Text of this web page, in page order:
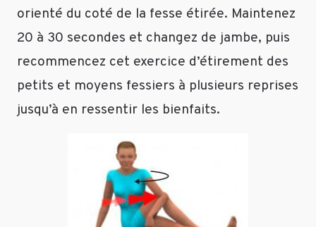
orienté du coté de la fesse étirée. Maintenez
20 à 30 secondes et changez de jambe, puis
recommencez cet exercice d’étirement des
petits et moyens fessiers à plusieurs reprises
jusqu’à en ressentir les bienfaits.